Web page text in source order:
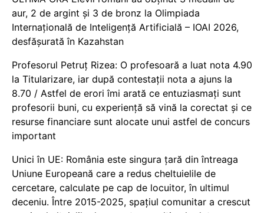
aur, 2 de argint și 3 de bronz la Olimpiada
Internațională de Inteligență Artificială – IOAI 2026,
desfășurată în Kazahstan
Profesorul Petruț Rizea: O profesoară a luat nota 4.90
la Titularizare, iar după contestații nota a ajuns la
8.70 / Astfel de erori îmi arată ce entuziasmați sunt
profesorii buni, cu experiență să vină la corectat și ce
resurse financiare sunt alocate unui astfel de concurs
important
Unici în UE: România este singura țară din întreaga
Uniune Europeană care a redus cheltuielile de
cercetare, calculate pe cap de locuitor, în ultimul
deceniu. Între 2015-2025, spațiul comunitar a crescut